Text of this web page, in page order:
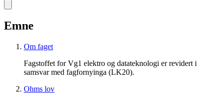
Emne
Om faget
Fagstoffet for Vg1 elektro og datateknologi er revidert i
samsvar med fagfornyinga (LK20).
Ohms lov